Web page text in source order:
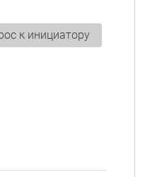
к инициатору